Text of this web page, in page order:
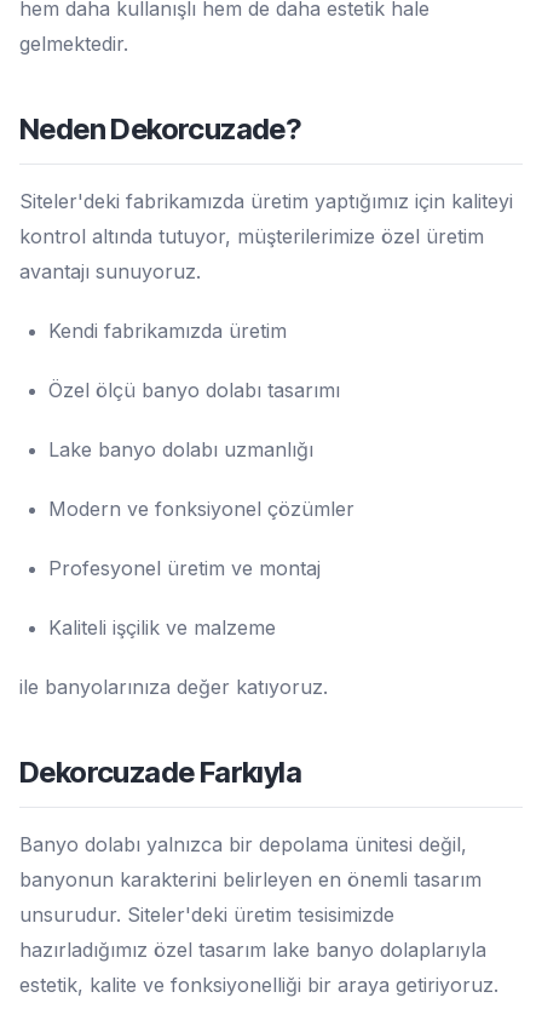
hem daha kullanışlı hem de daha estetik hale
gelmektedir.
Neden Dekorcuzade?
Siteler'deki fabrikamızda üretim yaptığımız için kaliteyi
kontrol altında tutuyor, müşterilerimize özel üretim
avantajı sunuyoruz.
Kendi fabrikamızda üretim
Özel ölçü banyo dolabı tasarımı
Lake banyo dolabı uzmanlığı
Modern ve fonksiyonel çözümler
Profesyonel üretim ve montaj
Kaliteli işçilik ve malzeme
ile banyolarınıza değer katıyoruz.
Dekorcuzade Farkıyla
Banyo dolabı yalnızca bir depolama ünitesi değil,
banyonun karakterini belirleyen en önemli tasarım
unsurudur. Siteler'deki üretim tesisimizde
hazırladığımız özel tasarım lake banyo dolaplarıyla
estetik, kalite ve fonksiyonelliği bir araya getiriyoruz.